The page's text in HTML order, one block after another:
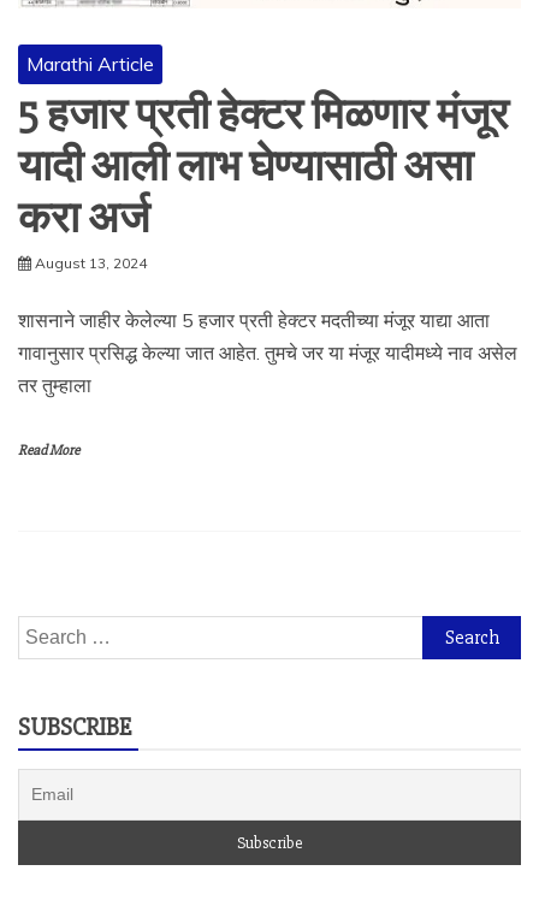
Marathi Article
5 हजार प्रती हेक्टर मिळणार मंजूर
यादी आली लाभ घेण्यासाठी असा
करा अर्ज
August 13, 2024
शासनाने जाहीर केलेल्या 5 हजार प्रती हेक्टर मदतीच्या मंजूर याद्या आता
गावानुसार प्रसिद्ध केल्या जात आहेत. तुमचे जर या मंजूर यादीमध्ये नाव असेल
तर तुम्हाला
Read More
Search
for:
SUBSCRIBE